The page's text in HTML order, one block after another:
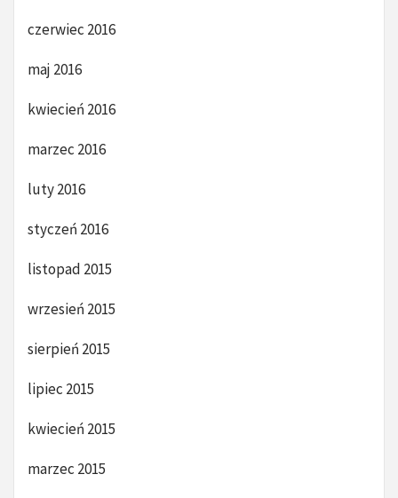
czerwiec 2016
maj 2016
kwiecień 2016
marzec 2016
luty 2016
styczeń 2016
listopad 2015
wrzesień 2015
sierpień 2015
lipiec 2015
kwiecień 2015
marzec 2015